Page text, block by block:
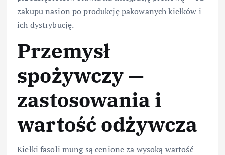
zakupu nasion po produkcję pakowanych kiełków i
ich dystrybucję.
Przemysł
spożywczy —
zastosowania i
wartość odżywcza
Kiełki fasoli mung są cenione za wysoką wartość